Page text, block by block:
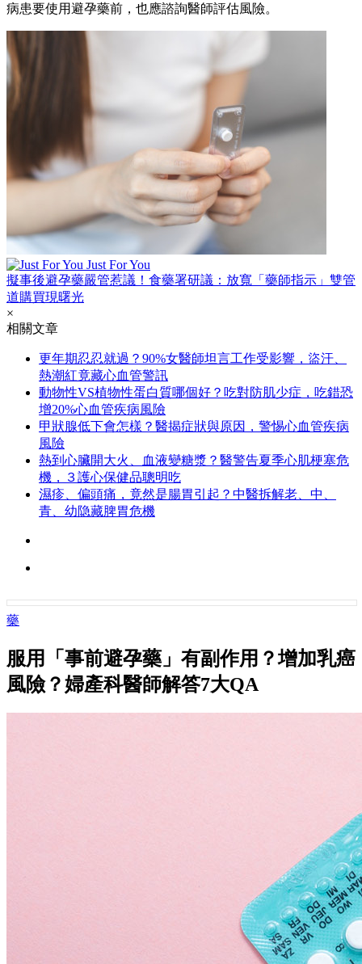
病患要使用避孕藥前，也應諮詢醫師評估風險。
Just For You
擬事後避孕藥嚴管惹議！食藥署研議：放寬「藥師指示」雙管
道購買現曙光
×
相關文章
更年期忍忍就過？90%女醫師坦言工作受影響，盜汗、
熱潮紅竟藏心血管警訊
動物性VS植物性蛋白質哪個好？吃對防肌少症，吃錯恐
增20%心血管疾病風險
甲狀腺低下會怎樣？醫揭症狀與原因，警惕心血管疾病
風險
熱到心臟開大火、血液變糖漿？醫警告夏季心肌梗塞危
機，３護心保健品聰明吃
濕疹、偏頭痛，竟然是腸胃引起？中醫拆解老、中、
青、幼隐藏脾胃危機
藥
服用「事前避孕藥」有副作用？增加乳癌
風險？婦產科醫師解答7大QA